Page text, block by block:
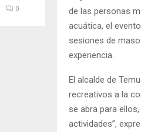
de las personas
acuática, el
sesiones de
experiencia.
El alcalde de
recreativos a la
se abra para
actividades”,
0